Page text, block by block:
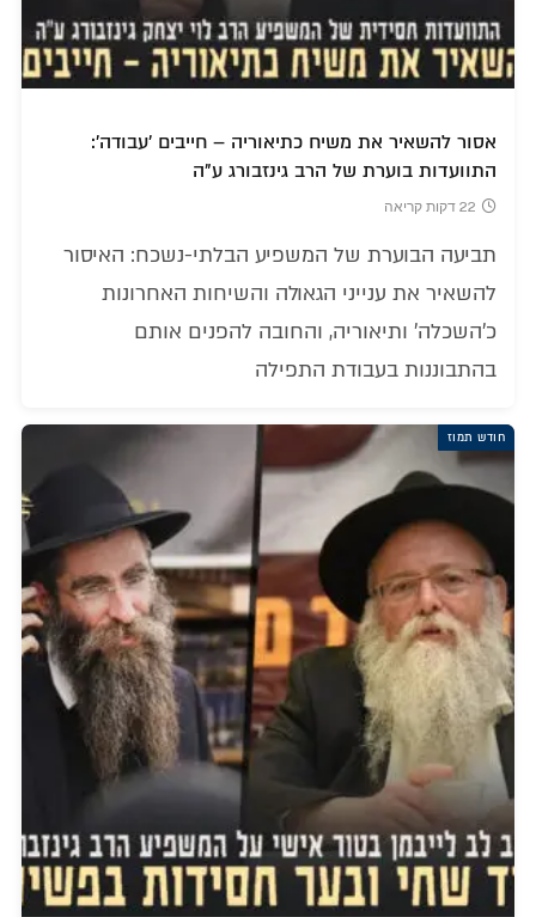
אסור להשאיר את משיח כתיאוריה – חייבים 'עבודה':
התוועדות בוערת של הרב גינזבורג ע"ה
22 דקות קריאה
תביעה הבוערת של המשפיע הבלתי-נשכח: האיסור
להשאיר את ענייני הגאולה והשיחות האחרונות
כ'השכלה' ותיאוריה, והחובה להפנים אותם
בהתבוננות בעבודת התפילה
חודש תמוז